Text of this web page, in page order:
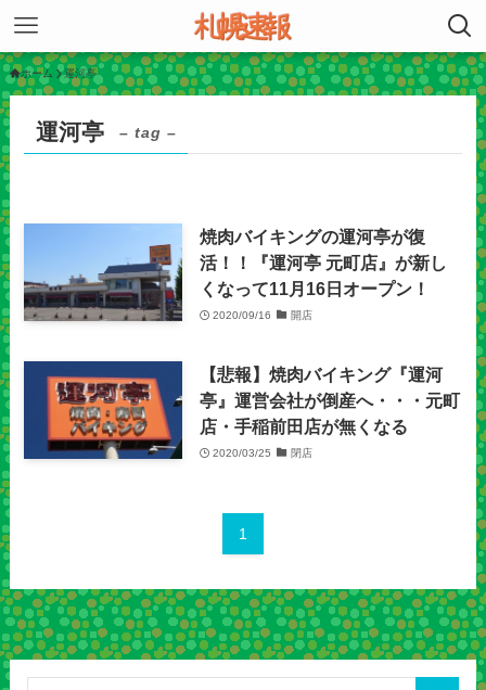
ホーム 運河亭
運河亭 – tag –
焼肉バイキングの運河亭が復
活！！『運河亭 元町店』が新し
くなって11月16日オープン！
2020/09/16 開店
【悲報】焼肉バイキング『運河
亭』運営会社が倒産へ・・・元町
店・手稲前田店が無くなる
2020/03/25 閉店
1